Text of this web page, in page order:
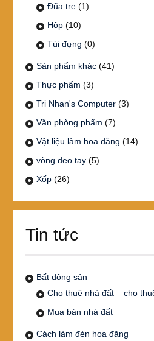
Đũa tre (1)
Hộp (10)
Túi đựng (0)
Sản phẩm khác (41)
Thực phẩm (3)
Tri Nhan's Computer (3)
Văn phòng phẩm (7)
Vật liệu làm hoa đăng (14)
vòng đeo tay (5)
Xốp (26)
Tin tức
Bất động sản
Cho thuê nhà đất – cho
Mua bán nhà đất
Cách làm đèn hoa đăng